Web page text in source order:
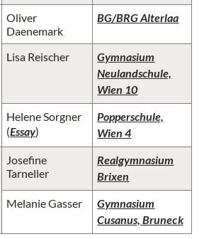
Oliver
Daenemark
BG/BRG Alterlaa
Lisa Reischer
Gymnasium
Neulandschule,
Wien 10
Helene Sorgner
(Essay)
Popperschule,
Wien 4
Josefine
Tarneller
Realgymnasium
Brixen
Melanie Gasser
Gymnasium
Cusanus, Bruneck